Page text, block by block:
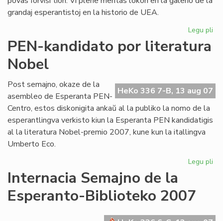
grandaj esperantistoj en la historio de UEA.
Legu pli
PEN-kandidato por literatura
Nobel
HeKo 336 7-B, 13 aug 07
Post semajno, okaze de la
asembleo de Esperanta PEN-
Centro, estos diskonigita ankaŭ al la publiko la nomo de la
esperantlingva verkisto kiun la Esperanta PEN kandidatigis
al la literatura Nobel-premio 2007, kune kun la itallingva
Umberto Eco.
Legu pli
Internacia Semajno de la
Esperanto-Biblioteko 2007